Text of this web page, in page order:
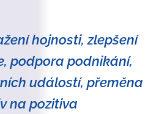
hojnosti, zlepšení
podpora podnikání,
událostí, přeměna
na pozitiva